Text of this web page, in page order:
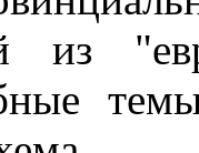
из